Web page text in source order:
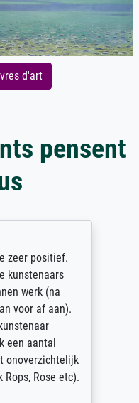
d'art
pensent
zeer positief.
kunstenaars
werk (na
voor af aan).
een aantal
onoverzichtelijk
Rops, Rose etc).